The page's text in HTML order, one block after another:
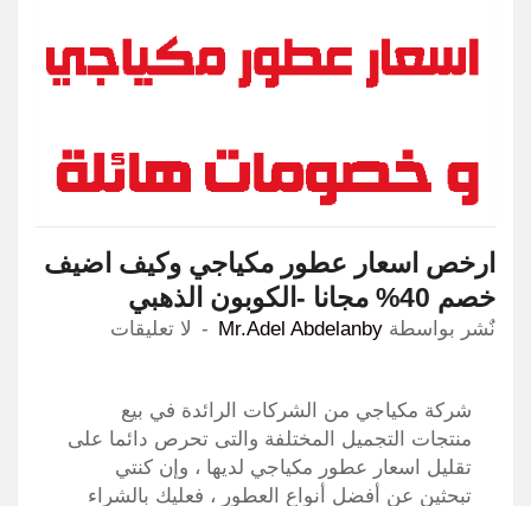
ارخص اسعار عطور مكياجي وكيف اضيف
خصم 40% مجانا -الكوبون الذهبي
نٌشر بواسطة Mr.Adel Abdelanby لا تعليقات
شركة مكياجي من الشركات الرائدة في بيع
منتجات التجميل المختلفة والتى تحرص دائما على
تقليل اسعار عطور مكياجي لديها ، وإن كنتي
تبحثين عن أفضل أنواع العطور ، فعليك بالشراء